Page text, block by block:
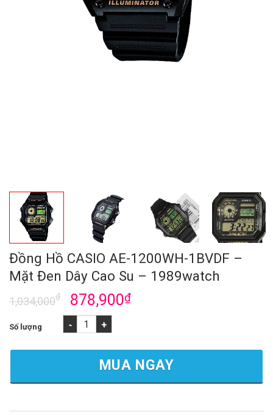
Đồng Hồ CASIO AE-1200WH-1BVDF –
Mặt Đen Dây Cao Su – 1989watch
1,034,000₫ 878,900₫
Đồng Hồ CASIO AE-1200WH-1BVDF - Mặt Đen Dây Cao Su -
MUA NGAY